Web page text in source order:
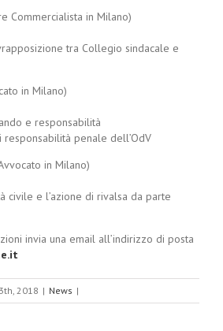
Commercialista in Milano)
tra Collegio sindacale e
in Milano)
e responsabilità
penale dell’OdV
in Milano)
civile e l’azione di rivalsa da parte
invia una email all’indirizzo di posta
2018 | News |